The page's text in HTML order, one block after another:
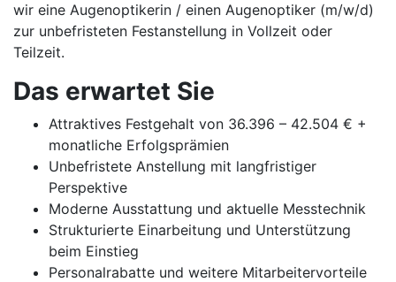
wir eine Augenoptikerin / einen Augenoptiker (m/w/d)
zur unbefristeten Festanstellung in Vollzeit oder
Teilzeit.
Das erwartet Sie
Attraktives Festgehalt von 36.396 – 42.504 € +
monatliche Erfolgsprämien
Unbefristete Anstellung mit langfristiger
Perspektive
Moderne Ausstattung und aktuelle Messtechnik
Strukturierte Einarbeitung und Unterstützung
beim Einstieg
Personalrabatte und weitere Mitarbeitervorteile